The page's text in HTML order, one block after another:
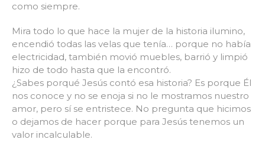
como siempre.
Mira todo lo que hace la mujer de la historia ilumino,
encendió todas las velas que tenía… porque no había
electricidad, también movió muebles, barrió y limpió
hizo de todo hasta que la encontró.
¿Sabes porqué Jesús contó esa historia? Es porque Él
nos conoce y no se enoja si no le mostramos nuestro
amor, pero sí se entristece. No pregunta que hicimos
o dejamos de hacer porque para Jesús tenemos un
valor incalculable.